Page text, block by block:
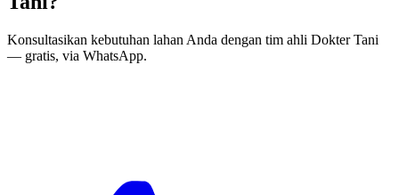
Konsultasikan kebutuhan lahan Anda dengan tim ahli Dokter Tani
— gratis, via WhatsApp.